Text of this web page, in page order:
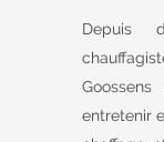
Depuis
entretenir